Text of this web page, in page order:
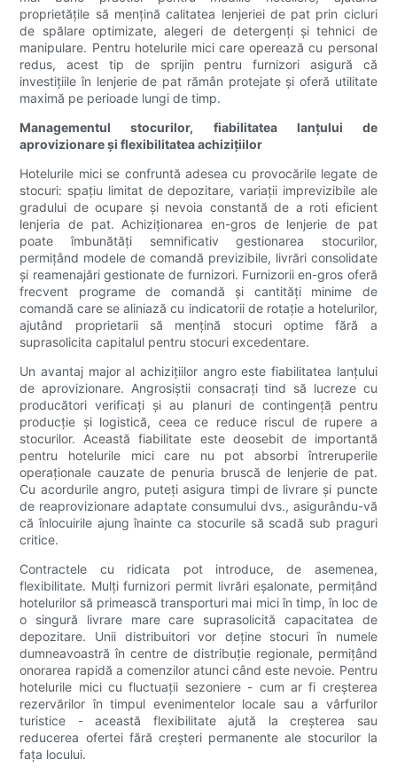
proprietățile să mențină calitatea lenjeriei de pat prin cicluri
de spălare optimizate, alegeri de detergenți și tehnici de
manipulare. Pentru hotelurile mici care operează cu personal
redus, acest tip de sprijin pentru furnizori asigură că
investițiile în lenjerie de pat rămân protejate și oferă utilitate
maximă pe perioade lungi de timp.
Managementul stocurilor, fiabilitatea lanțului de
aprovizionare și flexibilitatea achizițiilor
Hotelurile mici se confruntă adesea cu provocările legate de
stocuri: spațiu limitat de depozitare, variații imprevizibile ale
gradului de ocupare și nevoia constantă de a roti eficient
lenjeria de pat. Achiziționarea en-gros de lenjerie de pat
poate îmbunătăți semnificativ gestionarea stocurilor,
permițând modele de comandă previzibile, livrări consolidate
și reamenajări gestionate de furnizori. Furnizorii en-gros oferă
frecvent programe de comandă și cantități minime de
comandă care se aliniază cu indicatorii de rotație a hotelurilor,
ajutând proprietarii să mențină stocuri optime fără a
suprasolicita capitalul pentru stocuri excedentare.
Un avantaj major al achizițiilor angro este fiabilitatea lanțului
de aprovizionare. Angrosiștii consacrați tind să lucreze cu
producători verificați și au planuri de contingență pentru
producție și logistică, ceea ce reduce riscul de rupere a
stocurilor. Această fiabilitate este deosebit de importantă
pentru hotelurile mici care nu pot absorbi întreruperile
operaționale cauzate de penuria bruscă de lenjerie de pat.
Cu acordurile angro, puteți asigura timpi de livrare și puncte
de reaprovizionare adaptate consumului dvs., asigurându-vă
că înlocuirile ajung înainte ca stocurile să scadă sub praguri
critice.
Contractele cu ridicata pot introduce, de asemenea,
flexibilitate. Mulți furnizori permit livrări eșalonate, permițând
hotelurilor să primească transporturi mai mici în timp, în loc de
o singură livrare mare care suprasolicită capacitatea de
depozitare. Unii distribuitori vor deține stocuri în numele
dumneavoastră în centre de distribuție regionale, permițând
onorarea rapidă a comenzilor atunci când este nevoie. Pentru
hotelurile mici cu fluctuații sezoniere - cum ar fi creșterea
rezervărilor în timpul evenimentelor locale sau a vârfurilor
turistice - această flexibilitate ajută la creșterea sau
reducerea ofertei fără creșteri permanente ale stocurilor la
fața locului.